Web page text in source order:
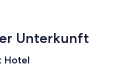
Unterkunft
Hotel